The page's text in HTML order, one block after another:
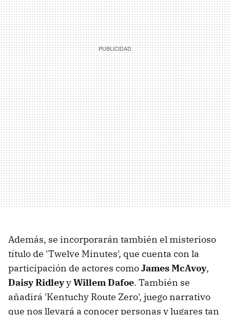
Además, se incorporarán también el misterioso
título de 'Twelve Minutes', que cuenta con la
participación de actores comoJames McAvoy,
Daisy RidleyyWillem Dafoe. También se
añadirá 'Kentuchy Route Zero', juego narrativo
que nos llevará a conocer personas y lugares tan